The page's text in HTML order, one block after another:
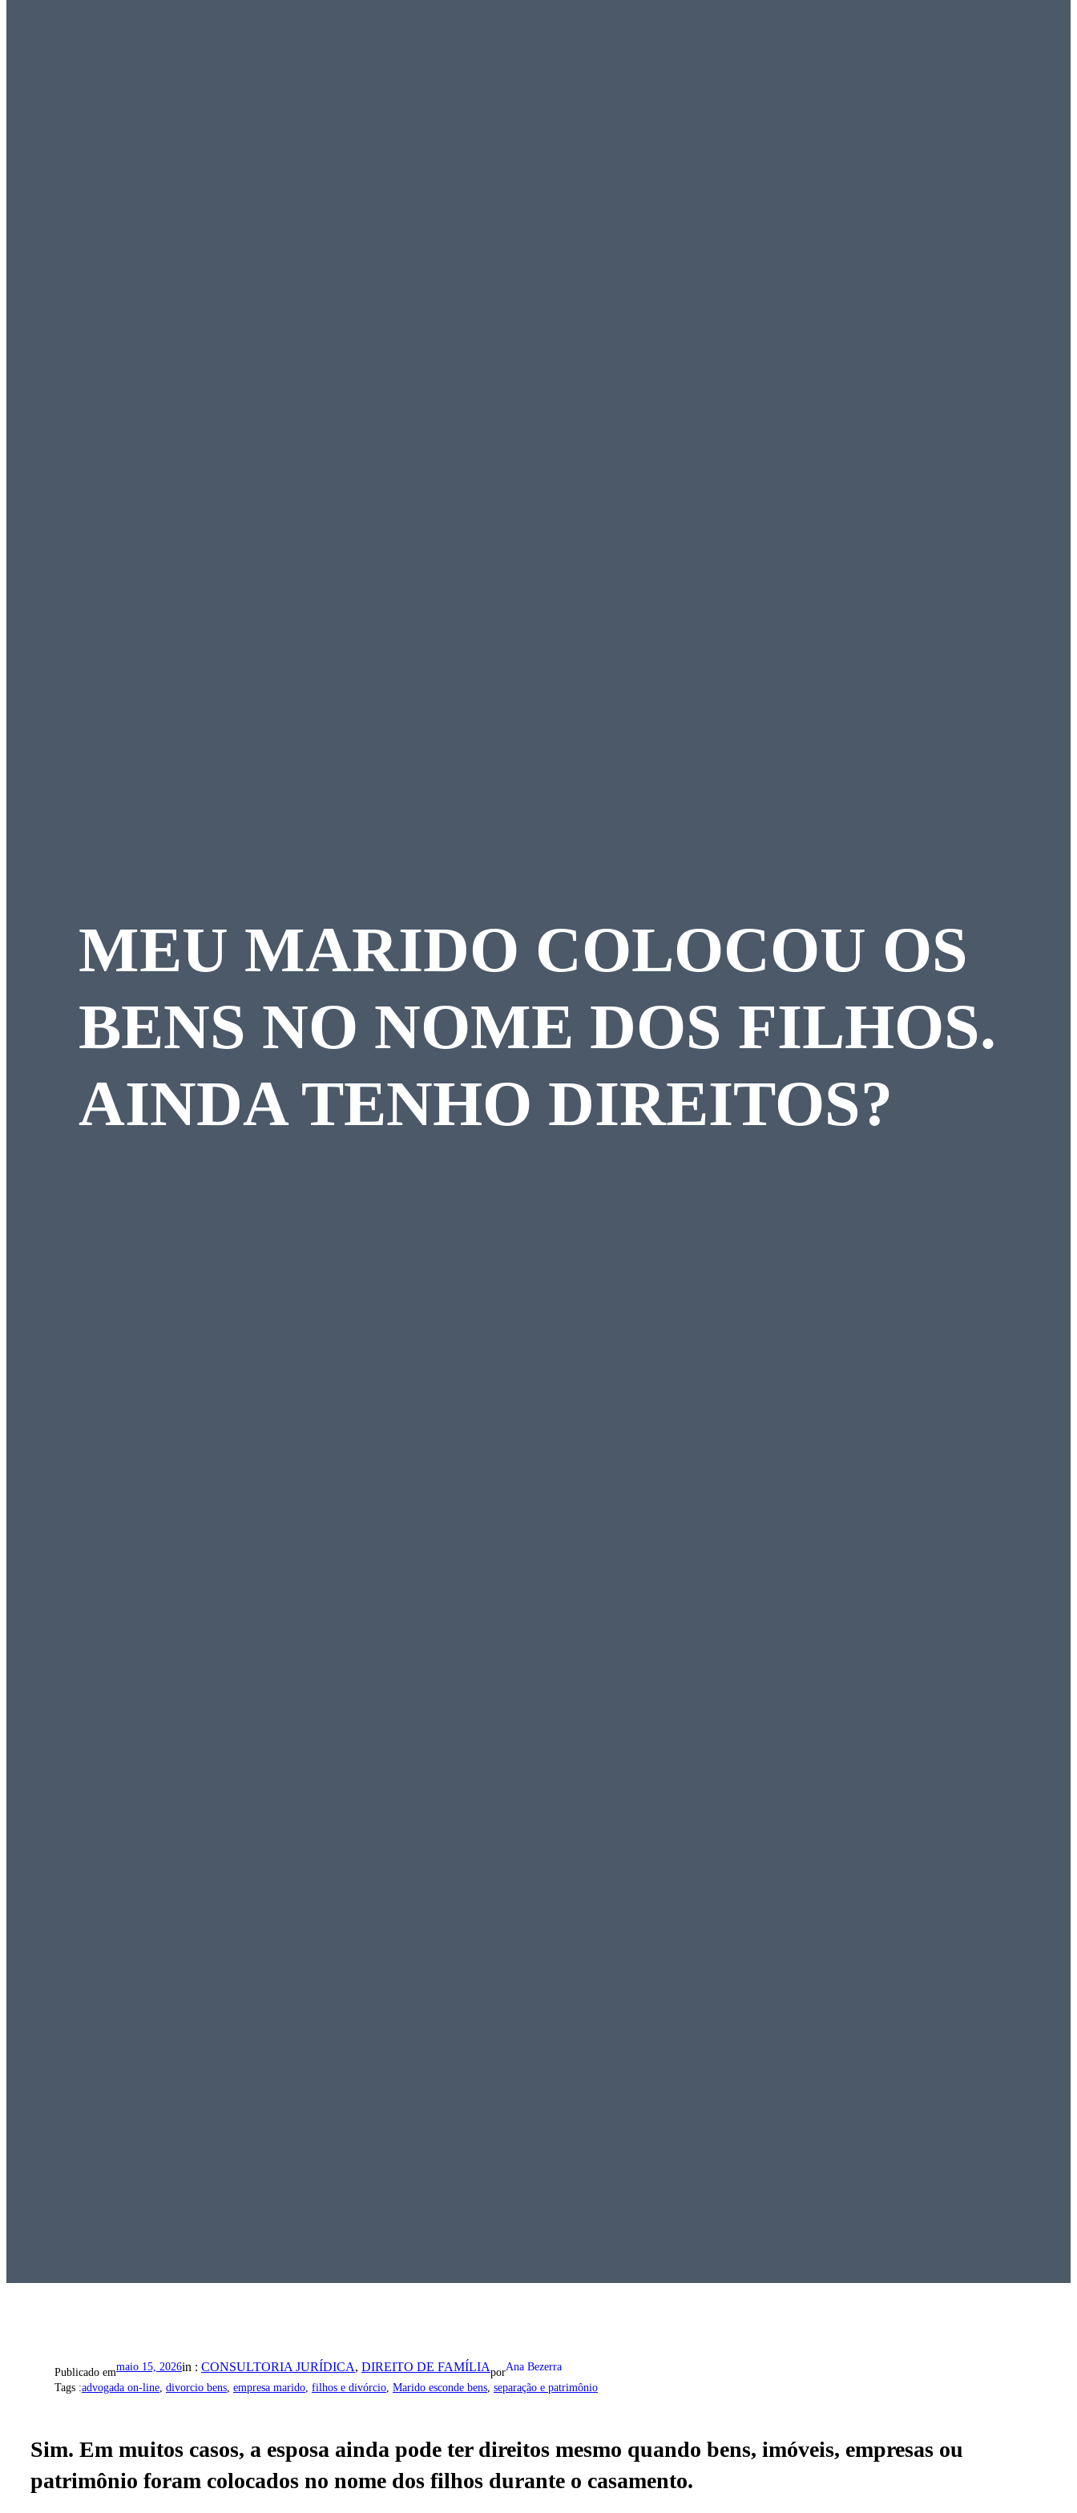
MEU MARIDO COLOCOU OS
BENS NO NOME DOS FILHOS.
AINDA TENHO DIREITOS?
Publicado emmaio 15, 2026in : CONSULTORIA JURÍDICA, DIREITO DE FAMÍLIAporAna Bezerra
Tags :advogada on-line, divorcio bens, empresa marido, filhos e divórcio, Marido esconde bens, separação e patrimônio
Sim. Em muitos casos, a esposa ainda pode ter direitos mesmo quando bens, imóveis, empresas ou
patrimônio foram colocados no nome dos filhos durante o casamento.